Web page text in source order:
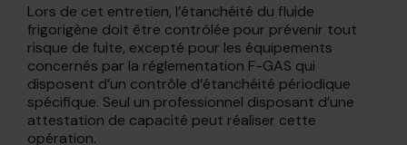
Lors de cet entretien, l’étanchéité du fluide
frigorigène doit être contrôlée pour prévenir tout
risque de fuite, excepté pour les équipements
concernés par la réglementation F-GAS qui
disposent d’un contrôle d’étanchéité périodique
spécifique. Seul un professionnel disposant d’une
attestation de capacité peut réaliser cette
opération.